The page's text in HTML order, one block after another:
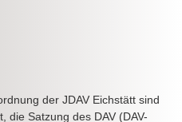
der JDAV Eichstätt sind
die Satzung des DAV (DAV-